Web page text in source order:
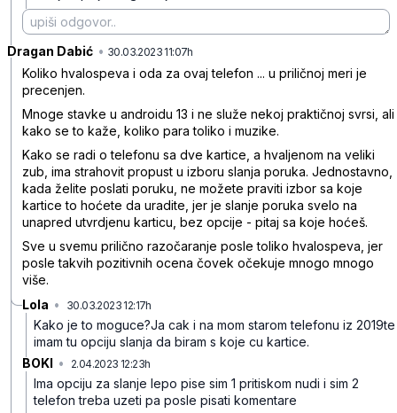
Dragan Dabić • 30.03.2023 11:07h
Koliko hvalospeva i oda za ovaj telefon ... u priličnoj meri je
precenjen.
Mnoge stavke u androidu 13 i ne služe nekoj praktičnoj svrsi, ali
kako se to kaže, koliko para toliko i muzike.
Kako se radi o telefonu sa dve kartice, a hvaljenom na veliki
zub, ima strahovit propust u izboru slanja poruka. Jednostavno,
kada želite poslati poruku, ne možete praviti izbor sa koje
kartice to hoćete da uradite, jer je slanje poruka svelo na
unapred utvrdjenu karticu, bez opcije - pitaj sa koje hoćeš.
Sve u svemu prilično razočaranje posle toliko hvalospeva, jer
posle takvih pozitivnih ocena čovek očekuje mnogo mnogo
više.
Lola • 30.03.2023 12:17h
Kako je to moguce?Ja cak i na mom starom telefonu iz 2019te
imam tu opciju slanja da biram s koje cu kartice.
BOKI • 2.04.2023 12:23h
Ima opciju za slanje lepo pise sim 1 pritiskom nudi i sim 2
telefon treba uzeti pa posle pisati komentare